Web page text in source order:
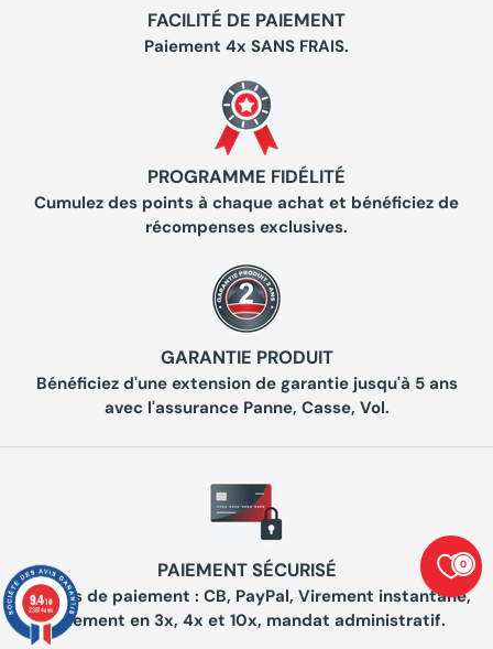
FACILITÉ DE PAIEMENT
Paiement 4x SANS FRAIS.
PROGRAMME FIDÉLITÉ
Cumulez des points à chaque achat et bénéficiez de
récompenses exclusives.
GARANTIE PRODUIT
Bénéficiez d'une extension de garantie jusqu'à 5 ans
avec l'assurance Panne, Casse, Vol.
PAIEMENT SÉCURISÉ
Moyens de paiement : CB, PayPal, Virement instantané,
Paiement en 3x, 4x et 10x, mandat administratif.
0
9.4/10
23874 avis